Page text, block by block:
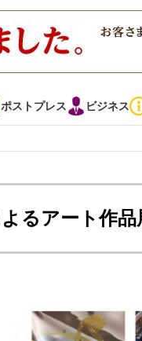
ポストプレス ビジネス
ション
プレス ビジネス イベ
2023 特集 中古印刷機
るアート作品